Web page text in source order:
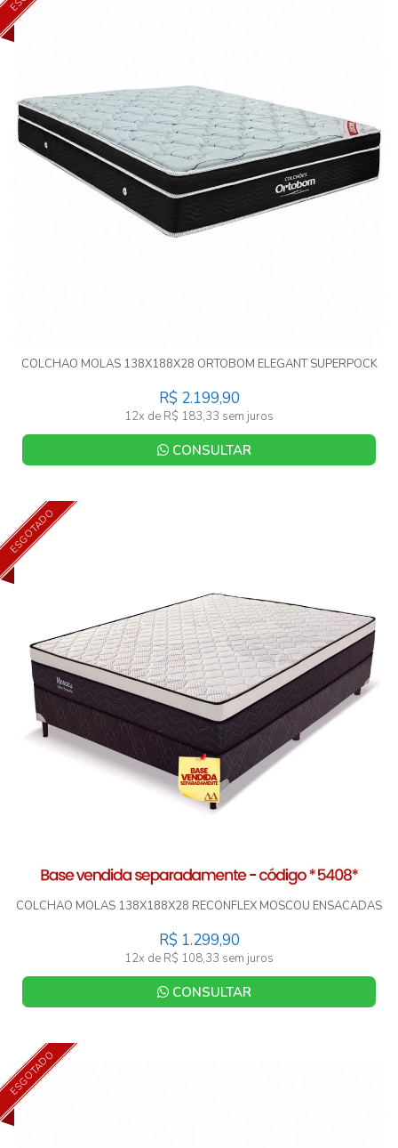
COLCHAO MOLAS 138X188X28 ORTOBOM ELEGANT SUPERPOCK
R$ 2.199,90
12x de R$ 183,33 sem juros
CONSULTAR
ESGOTADO
COLCHAO MOLAS 138X188X28 RECONFLEX MOSCOU ENSACADAS
R$ 1.299,90
12x de R$ 108,33 sem juros
CONSULTAR
ESGOTADO